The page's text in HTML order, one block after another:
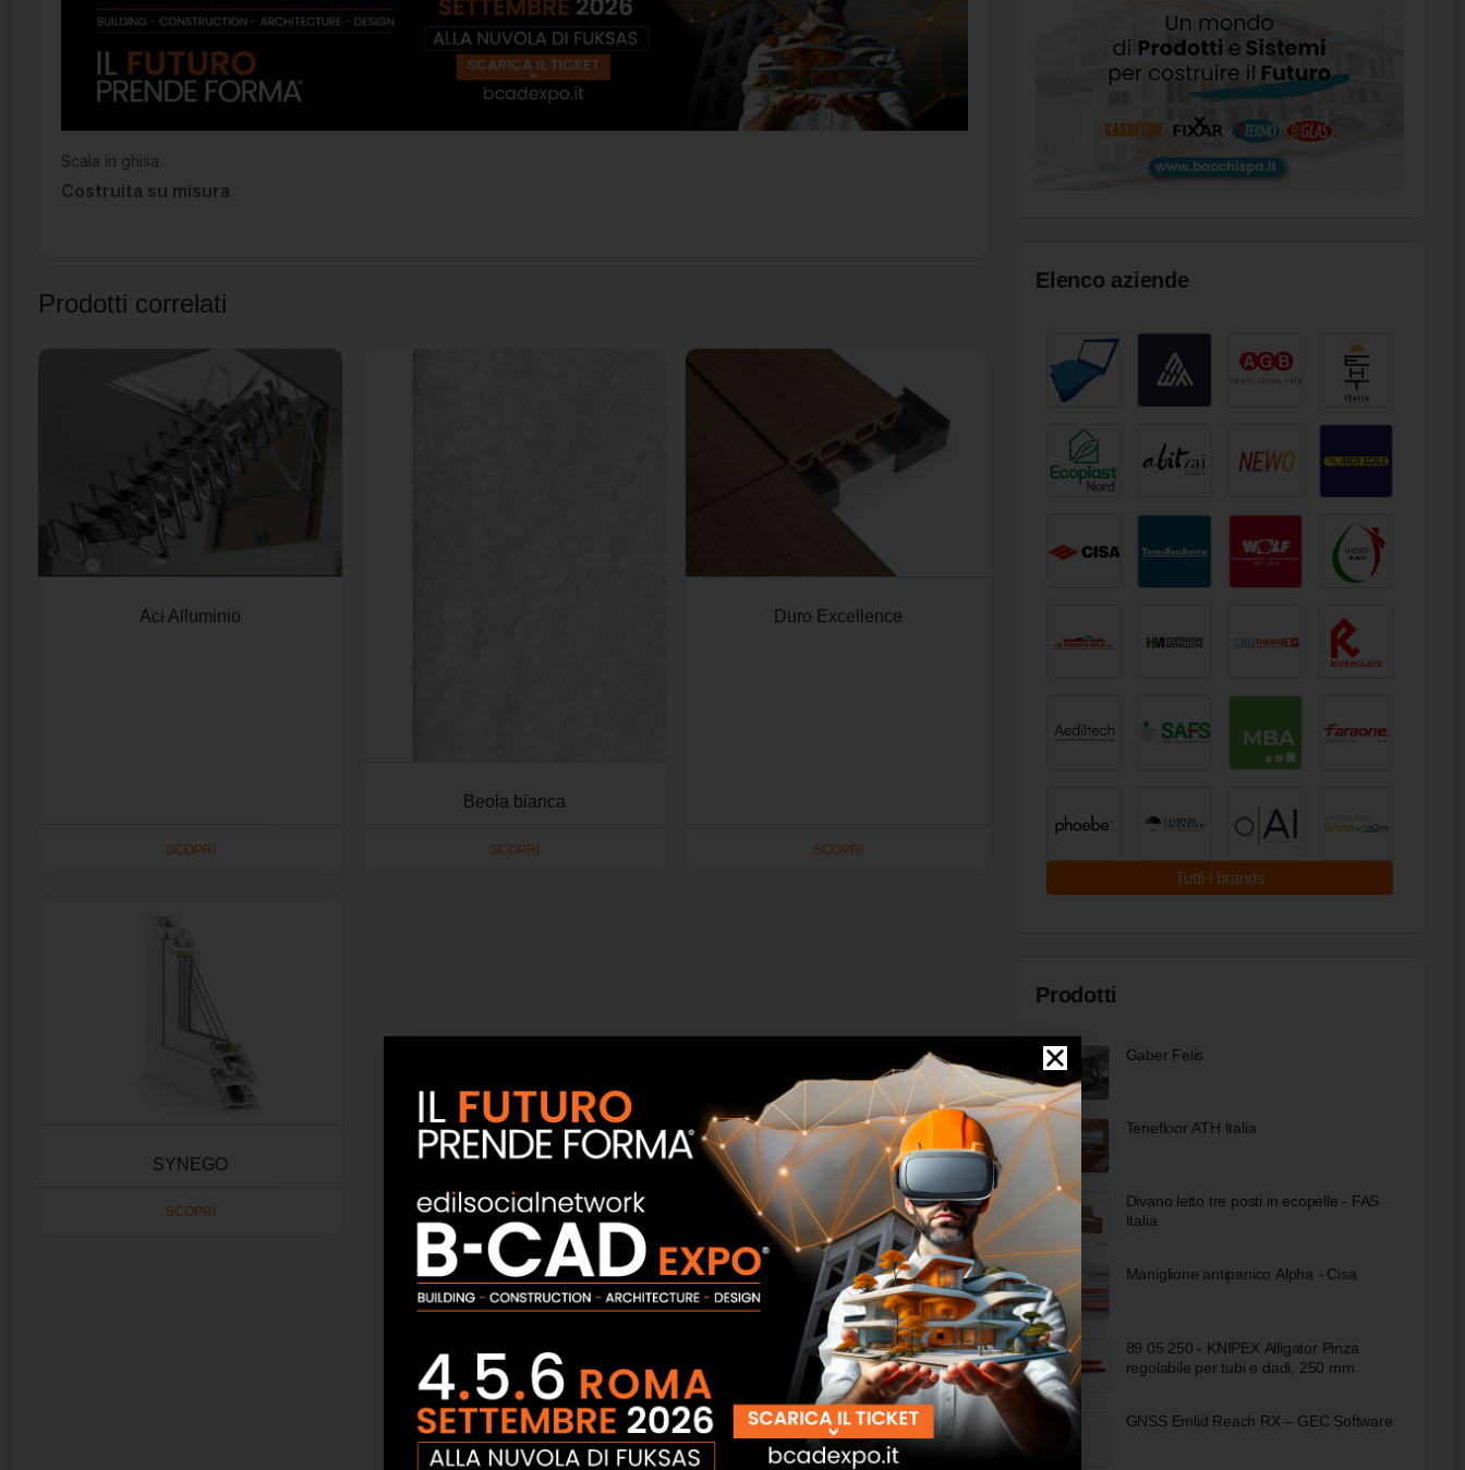
Scala in ghisa
Costruita su misura
Prodotti correlati
Aci Alluminio
SCOPRI
Beola bianca
SCOPRI
Duro Excellence
SCOPRI
SYNEGO
SCOPRI
Elenco aziende
Tutti i brands
Prodotti
Gaber Felis
Tenefloor ATH Italia
Divano letto tre posti in ecopelle - FAS
Italia
Maniglione antipanico Alpha - Cisa
89 05 250 - KNIPEX Alligator Pinza
regolabile per tubi e dadi, 250 mm
GNSS Emlid Reach RX – GEC Software